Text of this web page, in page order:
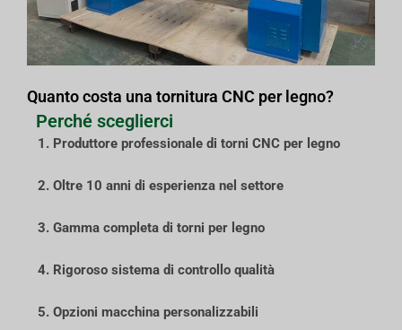
Quanto costa una tornitura CNC per legno?
Perché sceglierci
1. Produttore professionale di torni CNC per legno
2. Oltre 10 anni di esperienza nel settore
3. Gamma completa di torni per legno
4. Rigoroso sistema di controllo qualità
5. Opzioni macchina personalizzabili